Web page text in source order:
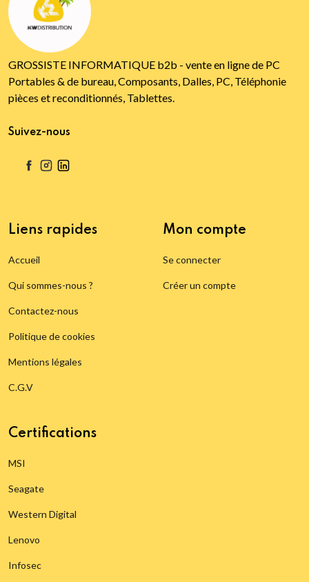
GROSSISTE INFORMATIQUE b2b - vente en ligne de PC
Portables & de bureau, Composants, Dalles, PC, Téléphonie
pièces et reconditionnés, Tablettes.
Suivez-nous
Liens rapides
Accueil
Qui sommes-nous ?
Contactez-nous
Politique de cookies
Mentions légales
C.G.V
Mon compte
Se connecter
Créer un compte
Certifications
MSI
Seagate
Western Digital
Lenovo
Infosec